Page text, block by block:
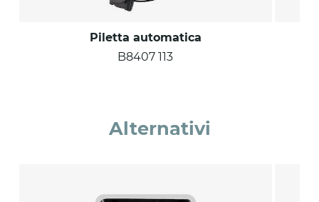
Piletta automatica
B8407 113
Alternativi